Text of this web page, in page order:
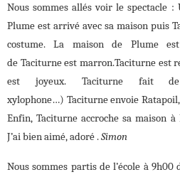
Nous sommes allés voir le spectacle
Plume est arrivé avec sa maison puis
costume. La maison de Plume
de Taciturne est marron.Taciturne est
est joyeux. Taciturne fait
xylophone…) Taciturne envoie
Enfin, Taciturne accroche sa maison
J’ai bien aimé, adoré .Simon
Nous sommes partis de l’école à 9h00